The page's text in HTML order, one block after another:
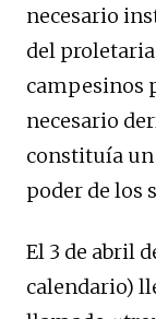
necesario
del
campesinos
necesario
constituía
poder de los
El 3 de abril
calendario)